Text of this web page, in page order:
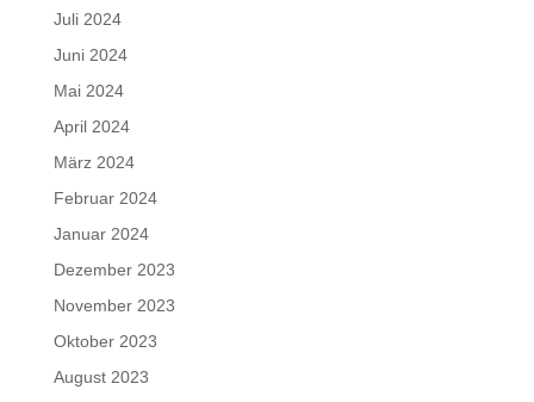
Juli 2024
Juni 2024
Mai 2024
April 2024
März 2024
Februar 2024
Januar 2024
Dezember 2023
November 2023
Oktober 2023
August 2023